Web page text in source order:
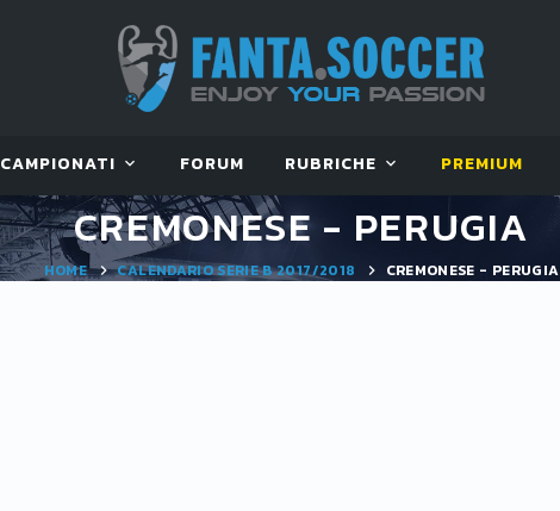
CAMPIONATI FORUM RUBRICHE PREMIUM
CREMONESE - PERUGIA
HOME CALENDARIO SERIE B 2017/2018 CREMONESE - PERUGIA